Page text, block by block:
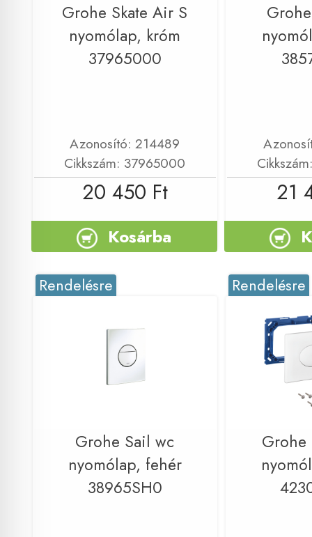
Grohe Skate Air S
nyomólap, króm
37965000
Azonosító: 214489
Cikkszám: 37965000
20 450 Ft
Kosárba
21
Rendelésre
Grohe Sail wc
nyomólap, fehér
38965SH0
Rendelésre
Grohe